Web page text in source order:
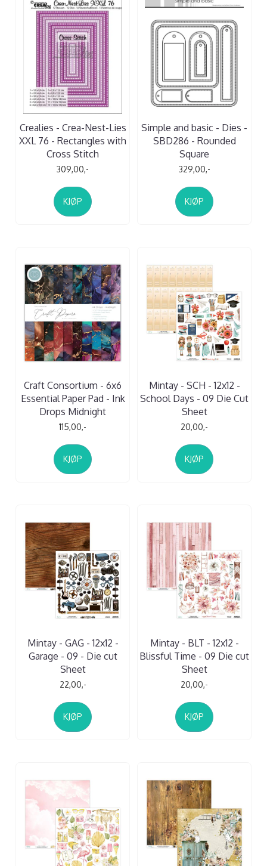
Crealies - Crea-Nest-Lies
XXL 76 - Rectangles with
Cross Stitch
309,00,-
KJØP
Simple and basic - Dies -
SBD286 - Rounded
Square
329,00,-
KJØP
Craft Consortium - 6x6
Essential Paper Pad - Ink
Drops Midnight
115,00,-
KJØP
Mintay - SCH - 12x12 -
School Days - 09 Die Cut
Sheet
20,00,-
KJØP
Mintay - GAG - 12x12 -
Garage - 09 - Die cut
Sheet
22,00,-
KJØP
Mintay - BLT - 12x12 -
Blissful Time - 09 Die cut
Sheet
20,00,-
KJØP